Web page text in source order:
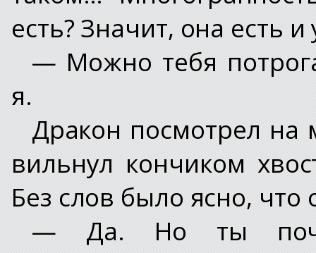
есть? Значит, она есть и
— Можно тебя
я.
Дракон посмотрел на
вильнул кончиком
Без слов было ясно, что
— Да. Но ты